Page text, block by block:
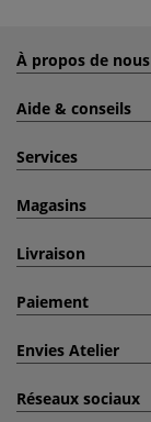
À propos de nous
Aide & conseils
Services
Magasins
Livraison
Paiement
Envies Atelier
Réseaux sociaux